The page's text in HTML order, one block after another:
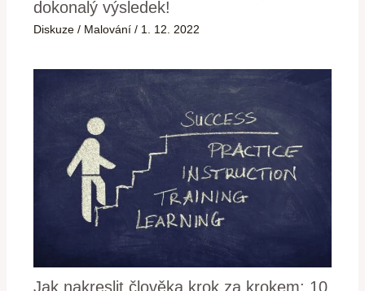
dokonalý výsledek!
Diskuze / Malování / 1. 12. 2022
Jak nakreslit člověka krok za krokem: 10